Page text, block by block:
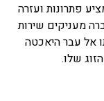
פתרונות ועזרה
מעניקים שירות
אל עבר היאכטה
שלו.